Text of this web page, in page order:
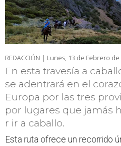
REDACCIÓN | Lunes, 13 de Febrero de
En esta travesía a
se adentrará en el
Europa por las tres
por lugares que jamás
r ir a caballo.
Esta ruta ofrece un recorrido